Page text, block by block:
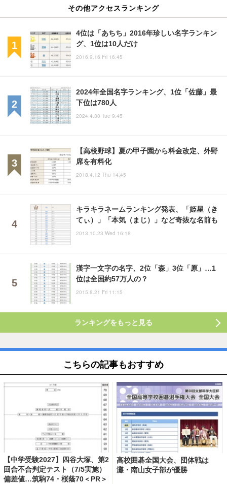
その他アクセスランキング
4位は「あちち」2016年珍しい名字ランキン
グ、1位は10人だけ
2016.9.16 Fri 16:45
2024年全国名字ランキング、1位「佐藤」最
下位は780人
2024.4.30 Tue 9:45
【高校野球】夏の甲子園から料金改定、外野
席を有料化
2018.4.12 Thu 14:45
キラキラネームランキング発表、「姫星（き
てぃ）」「本気（まじ）」など奇抜な名前も
2013.10.23 Wed 16:18
漢字一文字の名字、2位「森」3位「原」…1
位は全国約57万人の？
2015.8.21 Fri 11:15
ランキングをもっと見る
こちらの記事もおすすめ
【中学受験2027】四谷大塚、第2
回合不合判定テスト（7/5実施）
偏差値…筑駒74・桜蔭70＜PR＞
高校囲碁全国大会、団体戦は
灘・南山女子部が優勝